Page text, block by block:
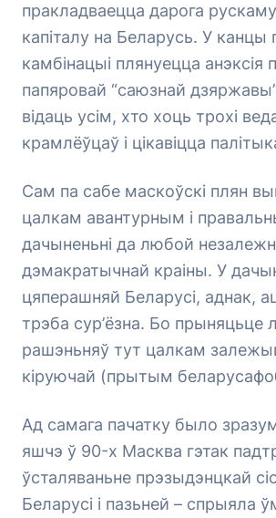
пракладваецца дарога
капіталу на Беларусь. У канцы
камбінацыі плянуецца анэксія
папяровай “саюзнай
відаць усім, хто хоць трохі
крамлёўцаў і цікавіцца
Сам па сабе маскоўскі плян
цалкам авантурным і
дачыненьні да любой
дэмакратычнай краіны. У
цяперашняй Беларусі, аднак,
трэба сур’ёзна. Бо прыняцьце
рашэньняў тут цалкам
кіруючай (прытым
Ад самага пачатку было
яшчэ ў 90-х Масква гэтак
ўсталяваньне прэзыдэнцкай
Беларусі і пазьней – спрыяла